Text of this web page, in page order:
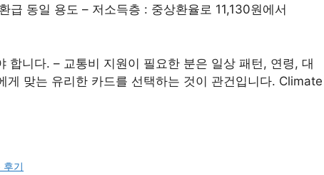
동일 용도 – 저소득층 : 중상환율로 11,130원에서
합니다. – 교통비 지원이 필요한 분은 일상 패턴, 연령, 대
게 맞는 유리한 카드를 선택하는 것이 관건입니다. Climate
후기